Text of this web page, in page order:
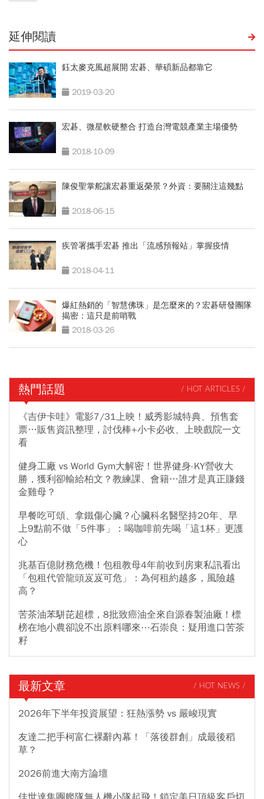
延伸閱讀
鈺太麥克風超展開 宏碁、華碩新品都靠它
2019-03-20
宏碁、微星軟硬整合 打造台灣電競產業主場優勢
2018-10-09
陳俊聖掌舵讓宏碁重返榮景？外資：要關注這幾點
2018-06-15
疾管署攜手宏碁 推出「流感預報站」掌握疫情
2018-04-11
爆紅熱銷的「智慧佛珠」是怎麼來的？宏碁研發團隊
揭密：這只是前哨戰
2018-03-26
熱門話題 / HOT ARTICLES /
《吉伊卡哇》電影7/31上映！威秀影城特典、預售套
票…販售資訊整理，討伐棒+小卡必收、上映戲院一文
看
健身工廠 vs World Gym大解密！世界健身-KY營收大
勝，獲利卻輸給柏文？教練課、會籍…誰才是真正賺錢
金雞母？
早餐吃可頌、拿鐵傷心臟？心臟科名醫堅持20年、早
上9點前不做「5件事」：喝咖啡前先喝「這1杯」更護
心
兆基百億財務危機！包租教母4年前收到房東私訊看出
「包租代管龍頭岌岌可危」：為何租約越多，風險越
高？
苦茶油苯駢芘超標，8批致癌油全來自源春製油廠！標
榜在地小農卻說不出原料哪來⋯石崇良：疑用進口苦茶
籽
最新文章 / HOT NEWS /
2026年下半年投資展望：狂熱漲勢 vs 嚴峻現實
友達二把手柯富仁裸辭內幕！「落後群創」成最後稻
草？
2026前進大南方論壇